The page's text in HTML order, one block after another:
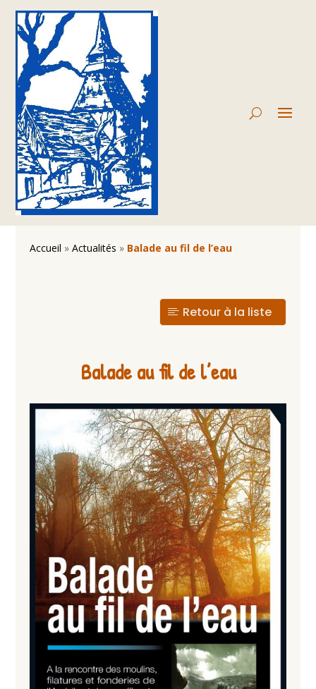
Accueil »Actualités » Balade au fil de l’eau
Retour à la liste
Balade au fil de l’eau